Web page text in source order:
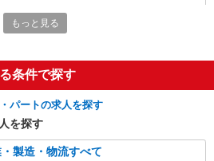
：年2回 試用期
月※条件変更なし
0304 愛知県豊川市御津町佐脇浜二号地
詳細を見る
カーでの製造管理
円〜 【内訳】 基本給：205,980
もっと見る
条件で探す
パートの求人を探す
を探す
製造・物流すべて